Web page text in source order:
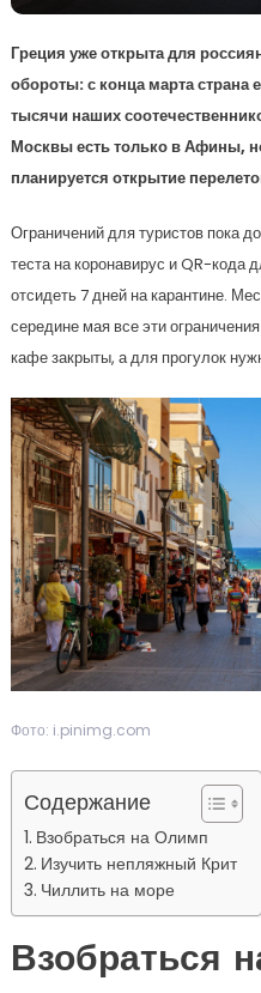
Греция уже открыта для
обороты: с конца марта страна
тысячи наших
Москвы есть только в Афины,
планируется открытие
Ограничений для туристов пока
теста на коронавирус и QR-кода
отсидеть 7 дней на карантине.
середине мая все эти
кафе закрыты, а для прогулок
Фото: i.pinimg.com
Содержание
Взобраться на Олимп
Изучить непляжный Крит
Чиллить на море
Взобраться